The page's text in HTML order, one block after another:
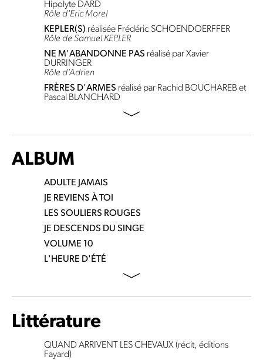
Hipolyte DARD
Rôle d'Eric Morel
KEPLER(S) réalisée Frédéric SCHOENDOERFFER
Rôle de Samuel KEPLER
NE M'ABANDONNE PAS réalisé par Xavier
DURRINGER
Rôle d'Adrien
FRÈRES D'ARMES réalisé par Rachid BOUCHAREB et
Pascal BLANCHARD
ALBUM
ADULTE JAMAIS
JE REVIENS À TOI
LES SOULIERS ROUGES
JE DESCENDS DU SINGE
VOLUME 10
L'HEURE D'ÉTÉ
Littérature
QUAND ARRIVENT LES CHEVAUX (récit, éditions
Fayard)